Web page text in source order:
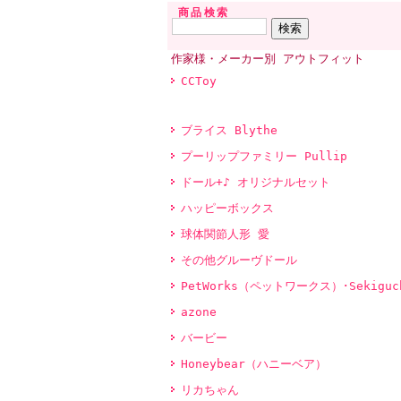
商品検索
作家様・メーカー別 アウトフィット
CCToy
ブライス Blythe
プーリップファミリー Pullip
ドール+♪ オリジナルセット
ハッピーボックス
球体関節人形 愛
その他グルーヴドール
PetWorks（ペットワークス）･
azone
バービー
Honeybear（ハニーベア）
リカちゃん